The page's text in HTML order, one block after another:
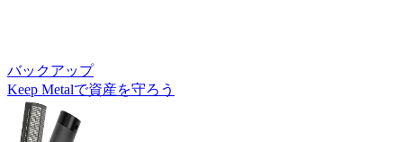
バックアップ
Keep Metalで資産を守ろう